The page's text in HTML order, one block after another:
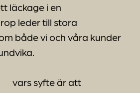
läckage i en
leder till stora
både vi och våra kunder
vars syfte är att